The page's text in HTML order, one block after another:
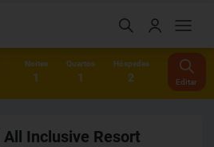
Noites
1
Quartos
1
Hóspedes
2 Editar
Inclusive Resort